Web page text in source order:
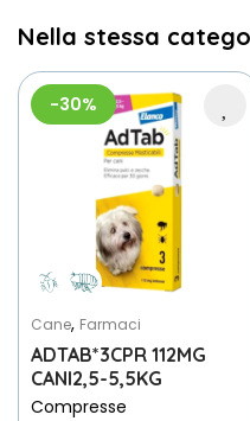
Nella stessa
-30%
Cane, Farmaci
ADTAB*3CPR 112MG
CANI2,5-5,5KG
Compresse